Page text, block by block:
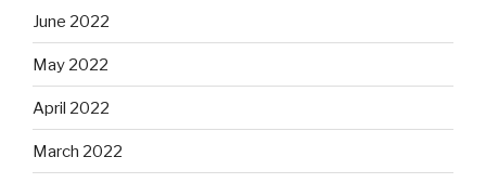
June 2022
May 2022
April 2022
March 2022